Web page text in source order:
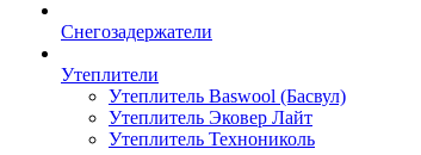
Снегозадержатели
Утеплители
Утеплитель Baswool (Басвул)
Утеплитель Эковер Лайт
Утеплитель Технониколь